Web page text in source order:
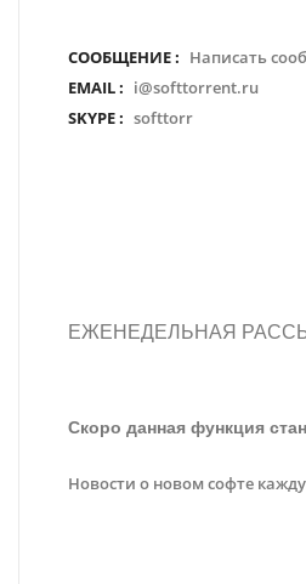
СООБЩЕНИЕ : Написать
EMAIL : i@softtorrent.ru
SKYPE : softtorr
ЕЖЕНЕДЕЛЬНАЯ
Скоро данная функция
Новости о новом софте